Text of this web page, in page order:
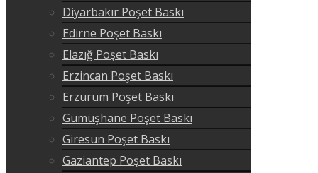
Diyarbakır Poşet Baskı
Edirne Poşet Baskı
Elazığ Poşet Baskı
Erzincan Poşet Baskı
Erzurum Poşet Baskı
Gümüşhane Poşet Baskı
Giresun Poşet Baskı
Gaziantep Poşet Baskı